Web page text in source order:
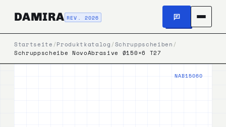
DAMIRA REV. 2026
Startseite /Produktkatalog /Schruppscheiben /
Schruppscheibe NovoAbrasive Ø150×6 T27
NAB15060